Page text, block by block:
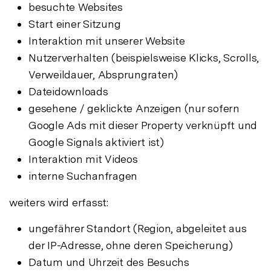
besuchte Websites
Start einer Sitzung
Interaktion mit unserer Website
Nutzerverhalten (beispielsweise Klicks, Scrolls,
Verweildauer, Absprungraten)
Dateidownloads
gesehene / geklickte Anzeigen (nur sofern
Google Ads mit dieser Property verknüpft und
Google Signals aktiviert ist)
Interaktion mit Videos
interne Suchanfragen
weiters wird erfasst:
ungefährer Standort (Region, abgeleitet aus
der IP-Adresse, ohne deren Speicherung)
Datum und Uhrzeit des Besuchs